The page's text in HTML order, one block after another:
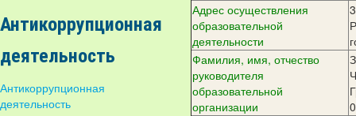
Антикоррупционная
деятельность
Антикоррупционная
деятельность
Адрес осуществления
образовательной
деятельности
Фамилия, имя, отчество
руководителя
образовательной
организации